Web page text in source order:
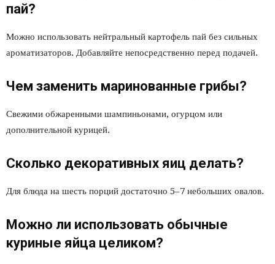
пай?
Можно использовать нейтральный картофель пай без сильных
ароматизаторов. Добавляйте непосредственно перед подачей.
Чем заменить маринованные грибы?
Свежими обжаренными шампиньонами, огурцом или
дополнительной курицей.
Сколько декоративных яиц делать?
Для блюда на шесть порций достаточно 5–7 небольших овалов.
Можно ли использовать обычные
куриные яйца целиком?